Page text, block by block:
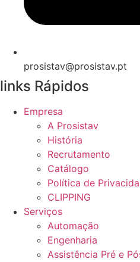
prosistav@prosistav.pt
links Rápidos
Empresa
A Prosistav
História
Recrutamento
Catálogo
Política de
CLIPPING
Serviços
Automação
Engenharia
Assistência Pré e